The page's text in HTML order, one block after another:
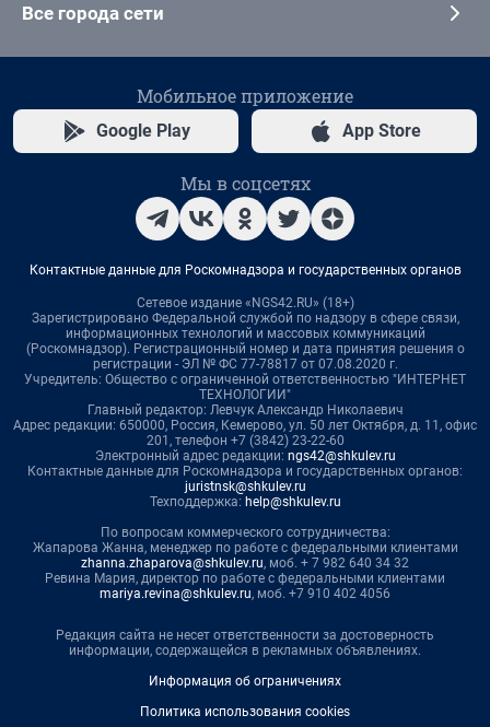
Все города сети
Мобильное приложение
Google Play App Store
Мы в соцсетях
Контактные данные для Роскомнадзора и государственных органов
Сетевое издание «NGS42.RU» (18+)
Зарегистрировано Федеральной службой по надзору в сфере связи,
информационных технологий и массовых коммуникаций
(Роскомнадзор). Регистрационный номер и дата принятия решения о
регистрации - ЭЛ № ФС 77-78817 от 07.08.2020 г.
Учредитель: Общество с ограниченной ответственностью "ИНТЕРНЕТ
ТЕХНОЛОГИИ"
Главный редактор: Левчук Александр Николаевич
Адрес редакции: 650000, Россия, Кемерово, ул. 50 лет Октября, д. 11, офис
201, телефон +7 (3842) 23-22-60
Электронный адрес редакции: ngs42@shkulev.ru
Контактные данные для Роскомнадзора и государственных органов:
juristnsk@shkulev.ru
Техподдержка: help@shkulev.ru
По вопросам коммерческого сотрудничества:
Жапарова Жанна, менеджер по работе с федеральными клиентами
zhanna.zhaparova@shkulev.ru, моб. + 7 982 640 34 32
Ревина Мария, директор по работе с федеральными клиентами
mariya.revina@shkulev.ru, моб. +7 910 402 4056
Редакция сайта не несет ответственности за достоверность
информации, содержащейся в рекламных объявлениях.
Информация об ограничениях
Политика использования cookies